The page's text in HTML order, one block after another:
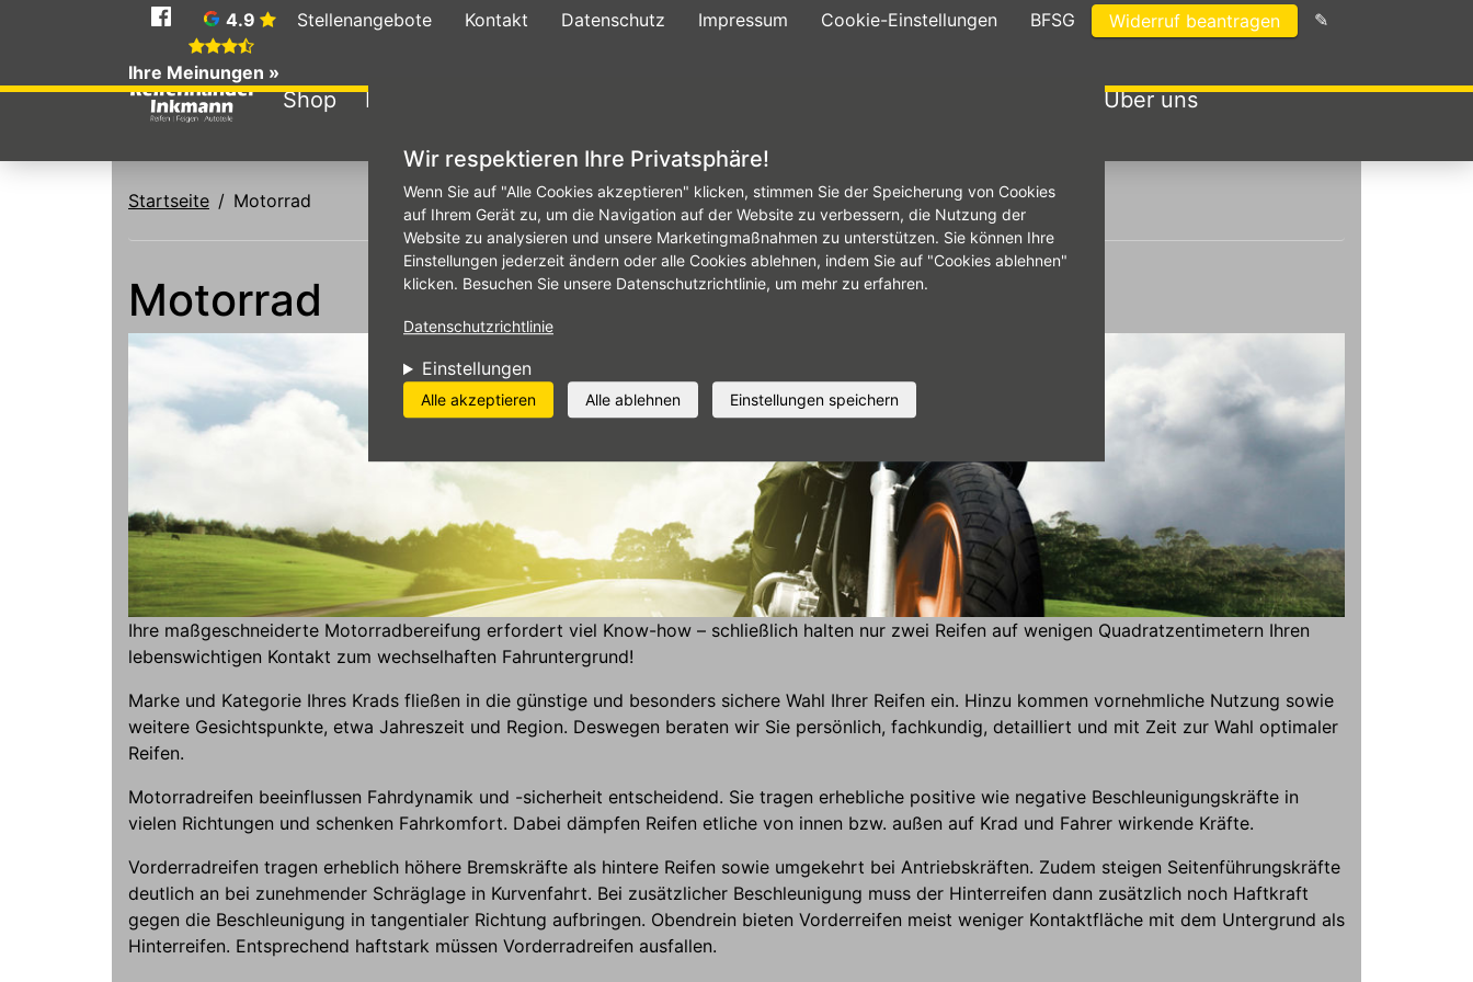
Wir respektieren Ihre Privatsphäre!
Wenn Sie auf "Alle Cookies akzeptieren" klicken, stimmen Sie der Speicherung von Cookies
auf Ihrem Gerät zu, um die Navigation auf der Website zu verbessern, die Nutzung der
Website zu analysieren und unsere Marketingmaßnahmen zu unterstützen. Sie können Ihre
Einstellungen jederzeit ändern oder alle Cookies ablehnen, indem Sie auf "Cookies ablehnen"
klicken. Besuchen Sie unsere Datenschutzrichtlinie, um mehr zu erfahren.
Datenschutzrichtlinie
Einstellungen
Alle akzeptieren Alle ablehnen Einstellungen speichern
Shop Reifen Über uns
Stellenangebote Kontakt Datenschutz Impressum Cookie-Einstellungen BFSG Widerruf beantragen ✎
Social
Media
4.9
Ihre Meinungen »
Startseite Motorrad
Motorrad
Ihre maßgeschneiderte Motorradbereifung erfordert viel Know-how – schließlich halten nur zwei Reifen auf wenigen Quadratzentimetern Ihren
lebenswichtigen Kontakt zum wechselhaften Fahruntergrund!
Marke und Kategorie Ihres Krads fließen in die günstige und besonders sichere Wahl Ihrer Reifen ein. Hinzu kommen vornehmliche Nutzung sowie
weitere Gesichtspunkte, etwa Jahreszeit und Region. Deswegen beraten wir Sie persönlich, fachkundig, detailliert und mit Zeit zur Wahl optimaler
Reifen.
Motorradreifen beeinflussen Fahrdynamik und -sicherheit entscheidend. Sie tragen erhebliche positive wie negative Beschleunigungskräfte in
vielen Richtungen und schenken Fahrkomfort. Dabei dämpfen Reifen etliche von innen bzw. außen auf Krad und Fahrer wirkende Kräfte.
Vorderradreifen tragen erheblich höhere Bremskräfte als hintere Reifen sowie umgekehrt bei Antriebskräften. Zudem steigen Seitenführungskräfte
deutlich an bei zunehmender Schräglage in Kurvenfahrt. Bei zusätzlicher Beschleunigung muss der Hinterreifen dann zusätzlich noch Haftkraft
gegen die Beschleunigung in tangentialer Richtung aufbringen. Obendrein bieten Vorderreifen meist weniger Kontaktfläche mit dem Untergrund als
Hinterreifen. Entsprechend haftstark müssen Vorderradreifen ausfallen.